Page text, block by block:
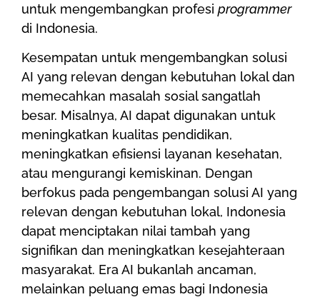
untuk mengembangkan profesi programmer
di Indonesia.
Kesempatan untuk mengembangkan solusi
AI yang relevan dengan kebutuhan lokal dan
memecahkan masalah sosial sangatlah
besar. Misalnya, AI dapat digunakan untuk
meningkatkan kualitas pendidikan,
meningkatkan efisiensi layanan kesehatan,
atau mengurangi kemiskinan. Dengan
berfokus pada pengembangan solusi AI yang
relevan dengan kebutuhan lokal, Indonesia
dapat menciptakan nilai tambah yang
signifikan dan meningkatkan kesejahteraan
masyarakat. Era AI bukanlah ancaman,
melainkan peluang emas bagi Indonesia